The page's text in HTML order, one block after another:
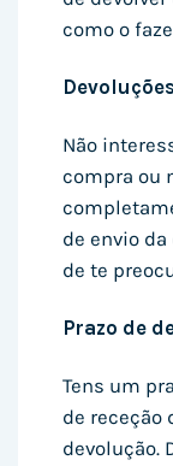
como o
Não
compra ou
de envio
de te
Prazo de
Tens um
de receção
devolução.